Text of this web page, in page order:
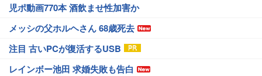
児ポ動画770本 酒飲ませ性加害か
メッシの父ホルヘさん 68歳死去
注目 古いPCが復活するUSB
レインボー池田 求婚失敗も告白